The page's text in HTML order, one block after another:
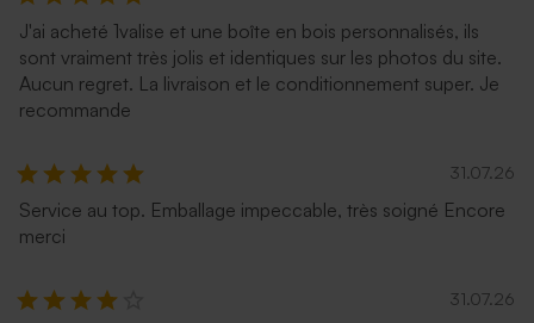
J'ai acheté 1valise et une boîte en bois personnalisés, ils
sont vraiment très jolis et identiques sur les photos du site.
Aucun regret. La livraison et le conditionnement super. Je
recommande
31.07.26
Service au top. Emballage impeccable, très soigné Encore
merci
31.07.26